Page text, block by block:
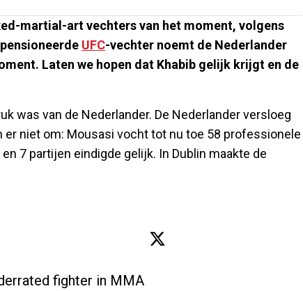
martial-art vechters van het moment, volgens
UFC-vechter noemt de Nederlander
Laten we hopen dat Khabib gelijk krijgt en de
was van de Nederlander. De Nederlander versloeg
niet om: Mousasi vocht tot nu toe 58 professionele
7 partijen eindigde gelijk. In Dublin maakte de
fighter in MMA